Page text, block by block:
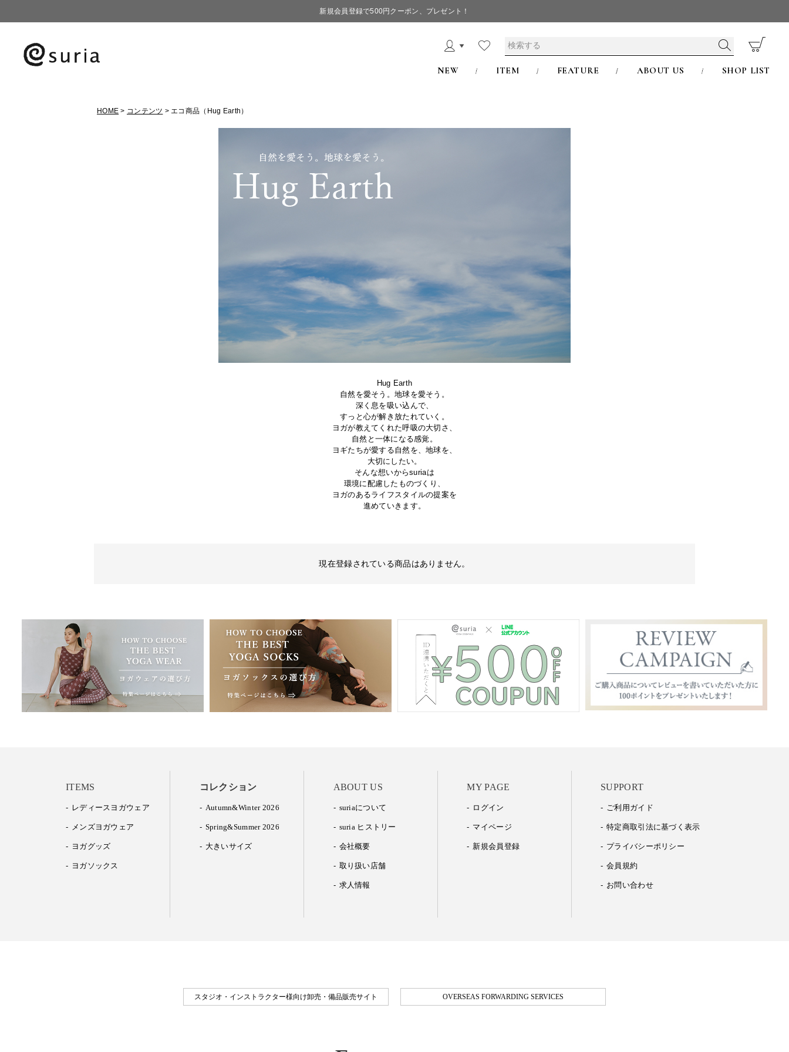
新規会員登録で500円クーポン、プレゼント！
NEW ITEM FEATURE ABOUT US SHOP LIST
HOME コンテンツ エコ商品（Hug Earth）
Hug Earth
自然を愛そう。地球を愛そう。
深く息を吸い込んで、
すっと心が解き放たれていく。
ヨガが教えてくれた呼吸の大切さ、
自然と一体になる感覚。
ヨギたちが愛する自然を、地球を、
大切にしたい。
そんな想いからsuriaは
環境に配慮したものづくり、
ヨガのあるライフスタイルの提案を
進めていきます。
現在登録されている商品はありません。
ITEMS
レディースヨガウェア
メンズヨガウェア
ヨガグッズ
ヨガソックス
コレクション
Autumn&Winter 2026
Spring&Summer 2026
大きいサイズ
ABOUT US
suriaについて
suria ヒストリー
会社概要
取り扱い店舗
求人情報
MY PAGE
ログイン
マイページ
新規会員登録
SUPPORT
ご利用ガイド
特定商取引法に基づく表示
プライバシーポリシー
会員規約
お問い合わせ
スタジオ・インストラクター様向け卸売・備品販売サイト OVERSEAS FORWARDING SERVICES